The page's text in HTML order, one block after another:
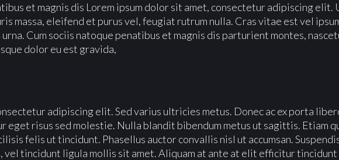
et magnis dis Lorem ipsum dolor sit amet, consectetur adipiscing elit.
massa, eleifend et purus vel, feugiat rutrum nulla. Cras vitae est vel
Cum sociis natoque penatibus et magnis dis parturient montes,
dolor eu est gravida,
adipiscing elit. Sed varius ultricies metus. Donec ac ex porta
eget risus sed molestie. Nulla blandit bibendum metus ut sagittis. Etiam
felis ut tincidunt. Phasellus auctor convallis nisl ut accumsan.
vel tincidunt ligula mollis sit amet. Aliquam at ante at elit efficitur tincidunt